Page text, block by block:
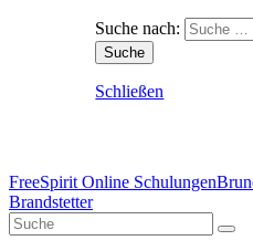
Suche nach:
Schließen
FreeSpirit Online Schulungen
Brandstetter